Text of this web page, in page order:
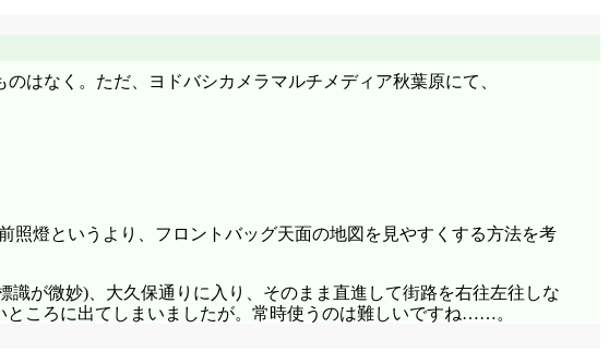
はなく。ただ、ヨドバシカメラマルチメディア秋葉原にて、
燈というより、フロントバッグ天面の地図を見やすくする方法を考
が微妙)、大久保通りに入り、そのまま直進して街路を右往左往しな
ころに出てしまいましたが。常時使うのは難しいですね……。